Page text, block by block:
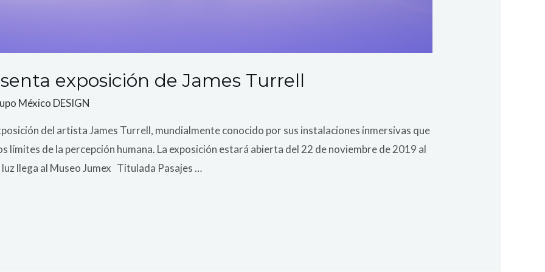
exposición de James Turrell
México DESIGN
del artista James Turrell, mundialmente conocido por sus instalaciones inmersivas que
límites de la percepción humana. La exposición estará abierta del 22 de noviembre de 2019 al
llega al Museo Jumex Titulada Pasajes …